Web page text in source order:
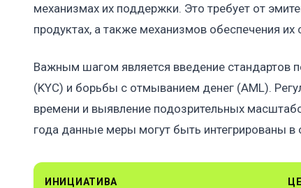
механизмах их поддержки. Это требует от
продуктах, а также механизмов обеспечения их
Важным шагом является введение стандартов
(KYC) и борьбы с отмыванием денег (AML).
времени и выявление подозрительных
года данные меры могут быть интегрированы
ИНИЦИАТИВА